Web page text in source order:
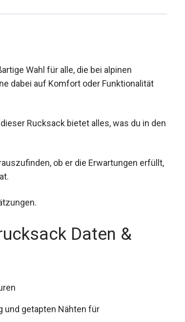
Wahl für alle, die bei alpinen
dabei auf Komfort oder Funktionalität
Rucksack bietet alles, was du in
ob er die Erwartungen
hat.
Daten &
und getapten Nähten für